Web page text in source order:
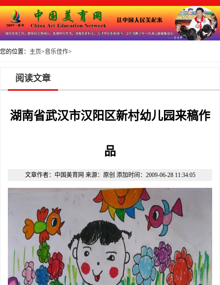
您的位置： 主页>音乐佳作>
阅读文章
湖南省武汉市汉阳区新村幼儿园来稿作
品
文章作者：中国美育网 来源：原创 添加时间：2009-06-28 11:34:05